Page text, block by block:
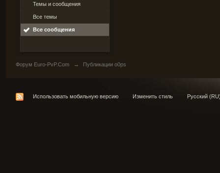
Темы и сообщения
Все темы
Все сообщения
Форум Euro-PvP.Com → Публикации o0ps
Использовать мобильную версию Изменить стиль Русский